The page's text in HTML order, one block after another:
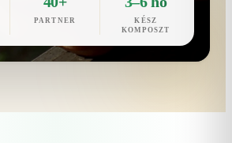
PARTNER
KÉSZ
KOMPOSZT